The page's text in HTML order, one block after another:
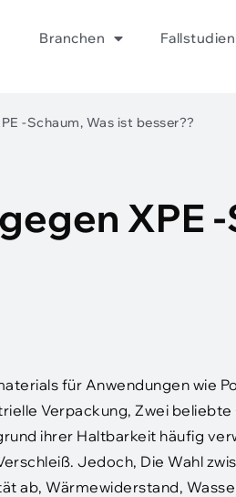
Branchen Fallstudien
-Schaum, Was ist besser??
XPE
für Anwendungen wie
Verpackung, Zwei beliebte
ihrer Haltbarkeit häufig
Jedoch, Die Wahl
ab, Wärmewiderstand,